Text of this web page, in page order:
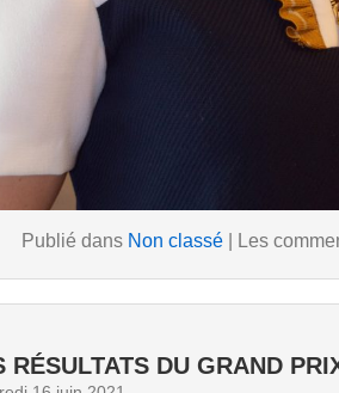
Publié dans Non classé| Les
RÉSULTATS DU GRAND